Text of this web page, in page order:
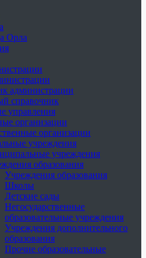
Орла
администрации
справочник
управления
организации
организации
учреждения
учреждения
образования
Учреждения образования
Школы
Детские сады
Негосударственные
образовательные учреждения
Учреждения дополнительного
образования
Прочие образовательные